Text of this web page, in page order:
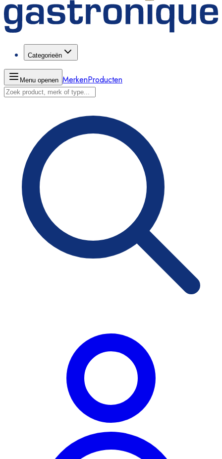
Categorieën
Menu openen MerkenProducten